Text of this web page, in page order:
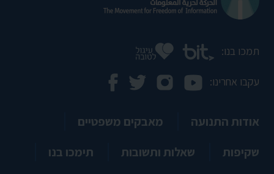
תמכו בנו:
עקבו אחרינו:
אודות התנועה
מאבקים משפטיים
שקיפות
שאלות ותשובות
תימכו בנו